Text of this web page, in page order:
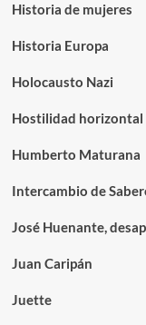
Historia de mujeres
Historia Europa
Holocausto Nazi
Hostilidad horizontal
Humberto Maturana
Intercambio de
José Huenante,
Juan Caripán
Juette